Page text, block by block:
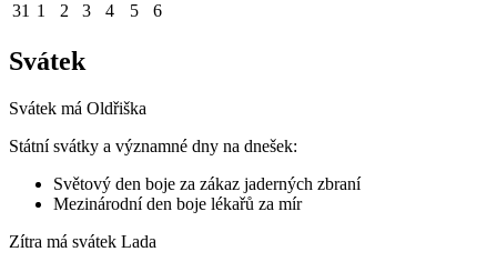
31 1 2 3 4 5 6
Svátek
Svátek má Oldřiška
Státní svátky a významné dny na dnešek:
Světový den boje za zákaz jaderných zbraní
Mezinárodní den boje lékařů za mír
Zítra má svátek Lada